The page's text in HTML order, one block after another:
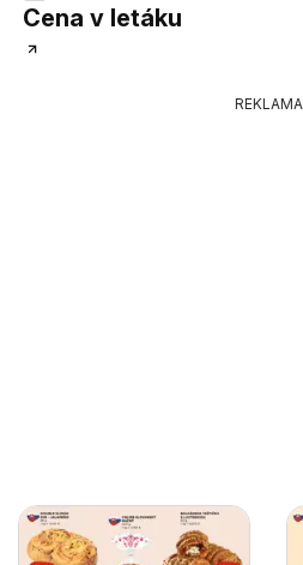
Cena v letáku
REKLAMA